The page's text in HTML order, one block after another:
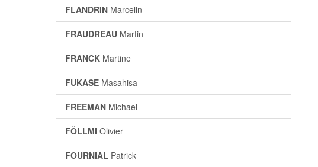
FLANDRIN Marcelin
FRAUDREAU Martin
FRANCK Martine
FUKASE Masahisa
FREEMAN Michael
FÖLLMI Olivier
FOURNIAL Patrick